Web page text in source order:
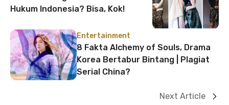
Hukum Indonesia? Bisa, Kok!
Entertainment
8 Fakta Alchemy of Souls, Drama
Korea Bertabur Bintang | Plagiat
Serial China?
Next Article